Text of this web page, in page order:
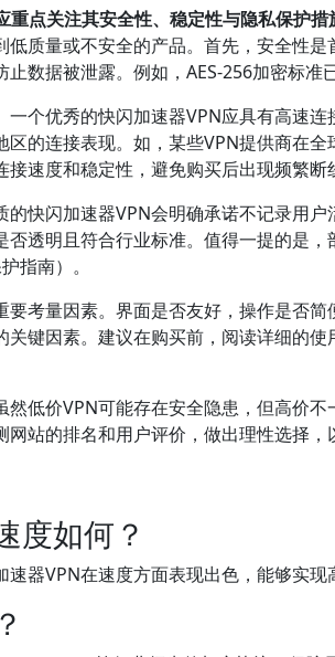
点关注其安全性、稳定性与隐私保护措
质量或不安全的产品。首先，安全性
数据被泄露。例如，AES-256加密标
个优秀的快闪加速器VPN应具有高速
的连接表现。如，某些VPN提供商在
速度和稳定性，避免购买后出现频繁断
快闪加速器VPN会明确承诺不记录用
透明且符合行业标准。值得一提的是
指南）。
要考量因素。界面是否友好，操作是
键因素。建议在购买前，阅读详细的
低价VPN可能存在安全隐患，但高价
站的排名和用户评价，做出理性选择
度如何？
器VPN在速度方面表现出色，能够实现